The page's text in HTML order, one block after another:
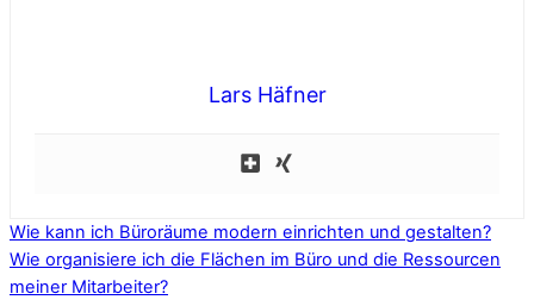
Lars Häfner
Wie kann ich Büroräume modern einrichten und gestalten?
Wie organisiere ich die Flächen im Büro und die Ressourcen
meiner Mitarbeiter?